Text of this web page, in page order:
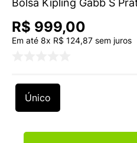
Bolsa Kipling Gabb S
R$ 999,00
Em até 8x R$ 124,87 sem juros
Único
5
ADIDAS
6º
SAMBA
º
NEW 530
10º VEJA COUNTRY